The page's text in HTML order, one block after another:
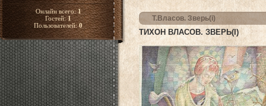
Онлайн всего:1
Гостей:1
Пользователей:0
Т.Власов. Зверь(i)
ТИХОН ВЛАСОВ. ЗВЕРЬ(I)